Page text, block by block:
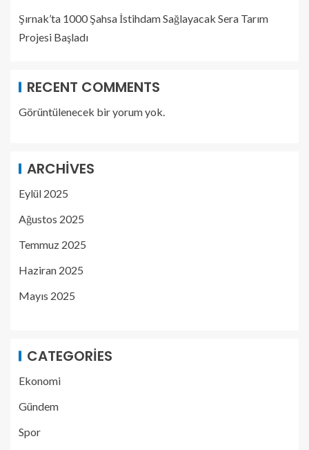
Şırnak’ta 1000 Şahsa İstihdam Sağlayacak Sera Tarım
Projesi Başladı
RECENT COMMENTS
Görüntülenecek bir yorum yok.
ARCHIVES
Eylül 2025
Ağustos 2025
Temmuz 2025
Haziran 2025
Mayıs 2025
CATEGORIES
Ekonomi
Gündem
Spor